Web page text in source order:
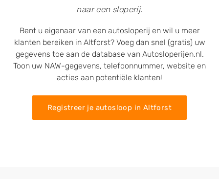
naar een sloperij.
Bent u eigenaar van een autosloperij en wil u meer
klanten bereiken in Altforst? Voeg dan snel (gratis) uw
gegevens toe aan de database van Autosloperijen.nl.
Toon uw NAW-gegevens, telefoonnummer, website en
acties aan potentiële klanten!
Registreer je autosloop in Altforst